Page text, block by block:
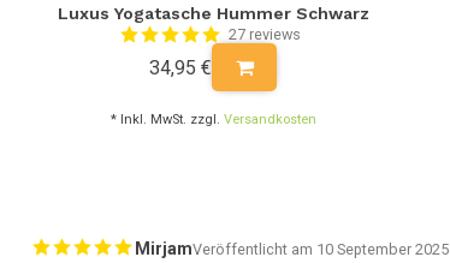
Luxus Yogatasche Hummer Schwarz
27 reviews
34,95 €
* Inkl. MwSt. zzgl. Versandkosten
MirjamVeröffentlicht am 10 September 2025